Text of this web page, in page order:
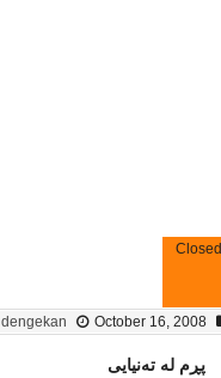
Closed
dengekan October 16, 2008
پڕم لە تەنیایى